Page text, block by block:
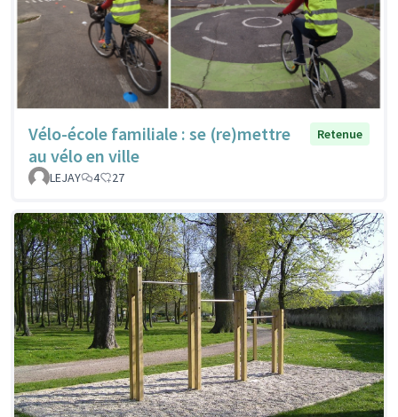
Vélo-école familiale : se (re)mettre
au vélo en ville
Retenue
LEJAY 4 27